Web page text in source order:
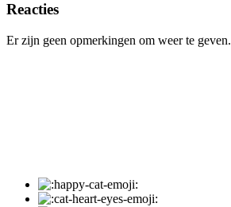
Reacties
Er zijn geen opmerkingen om weer te geven.